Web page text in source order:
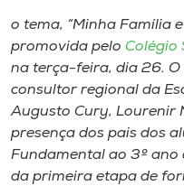
Rádio
Museu
Unoesc
Store
o tema, “Minha Família
promovida pelo Colégio
na terça-feira, dia 26.
consultor regional da
Augusto Cury, Lourenir
presença dos pais dos
Fundamental ao 3º ano
da primeira etapa de